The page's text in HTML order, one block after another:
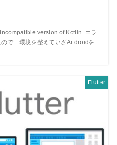
version of Kotlin. エラ
で、環境を整えていざAndroidを
Flutter